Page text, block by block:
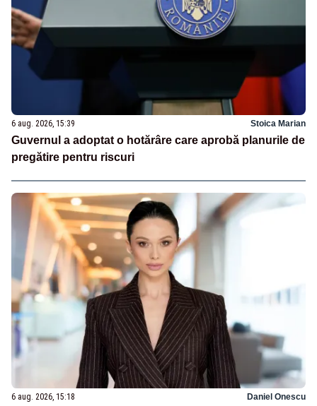
6 aug. 2026, 15:39 Stoica Marian
Guvernul a adoptat o hotărâre care aprobă planurile de
pregătire pentru riscuri
6 aug. 2026, 15:18 Daniel Onescu